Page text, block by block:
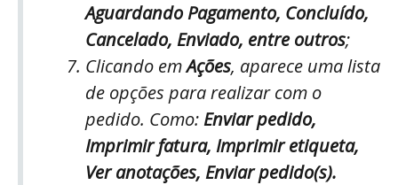
Aguardando Pagamento, Concluído,
Cancelado, Enviado, entre outros;
Clicando emAções, aparece uma lista
de opções para realizar com o
pedido. Como:Enviar pedido,
Imprimir fatura, Imprimir etiqueta,
Ver anotações, Enviar pedido(s).